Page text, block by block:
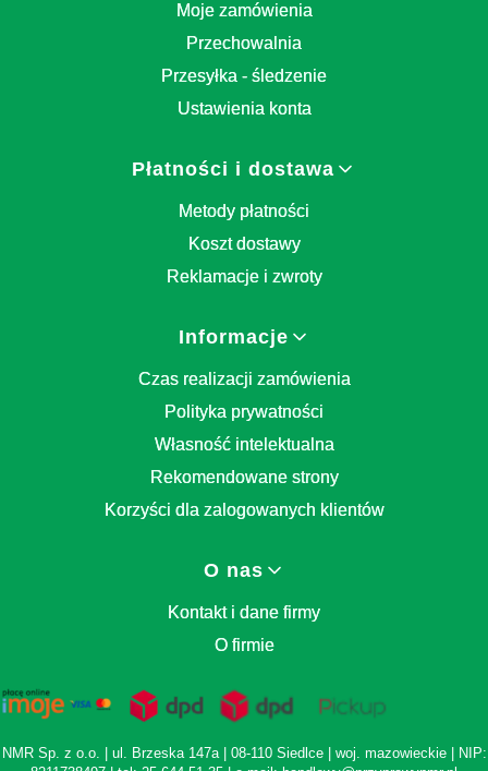
Moje zamówienia
Przechowalnia
Przesyłka - śledzenie
Ustawienia konta
Płatności i dostawa
Metody płatności
Koszt dostawy
Reklamacje i zwroty
Informacje
Czas realizacji zamówienia
Polityka prywatności
Własność intelektualna
Rekomendowane strony
Korzyści dla zalogowanych klientów
O nas
Kontakt i dane firmy
O firmie
NMR Sp. z o.o. | ul. Brzeska 147a | 08-110 Siedlce | woj. mazowieckie | NIP: